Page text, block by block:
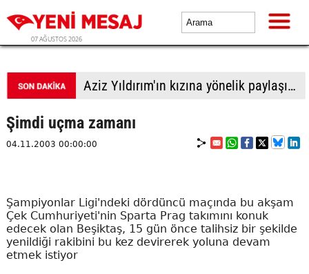
07 AĞUSTOS 2026
Aziz Yıldırım'ın kızına yönelik paylaşımlar yapan kişiye ev hapsi
Şimdi uçma zamanı
04.11.2003 00:00:00
Şampiyonlar Ligi'ndeki dördüncü maçında bu akşam
Çek Cumhuriyeti'nin Sparta Prag takımını konuk
edecek olan Beşiktaş, 15 gün önce talihsiz bir şekilde
yenildiği rakibini bu kez devirerek yoluna devam
etmek istiyor